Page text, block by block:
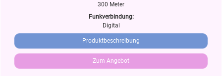
300 Meter
Funkverbindung:
Digital
Produktbeschreibung
Zum Angebot